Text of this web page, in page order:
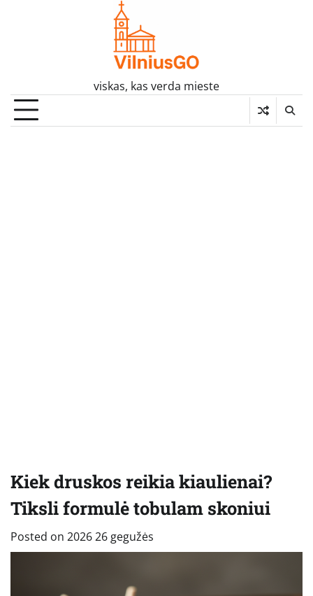
viskas, kas verda mieste
Kiek druskos reikia kiaulienai?
Tiksli formulė tobulam skoniui
Posted on 2026 26 gegužės